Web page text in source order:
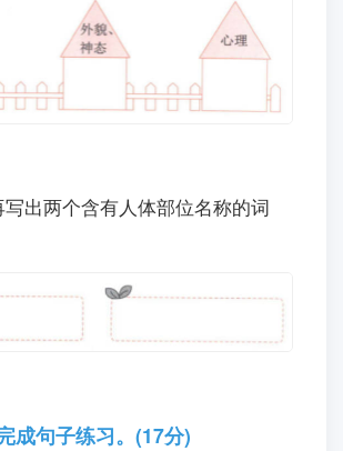
出两个含有人体部位名称的词
成句子练习。(17分)